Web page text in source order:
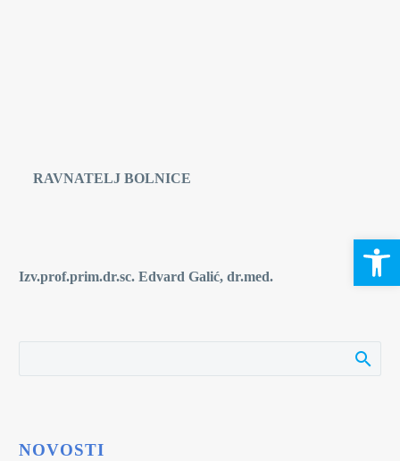
RAVNATELJ BOLNICE
Izv.prof.prim.dr.sc. Edvard Galić, dr.med.
NOVOSTI